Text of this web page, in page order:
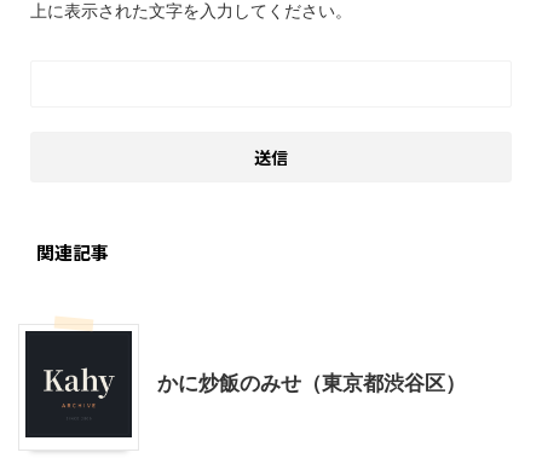
上に表示された文字を入力してください。
関連記事
かに炒飯のみせ（東京都渋谷区）